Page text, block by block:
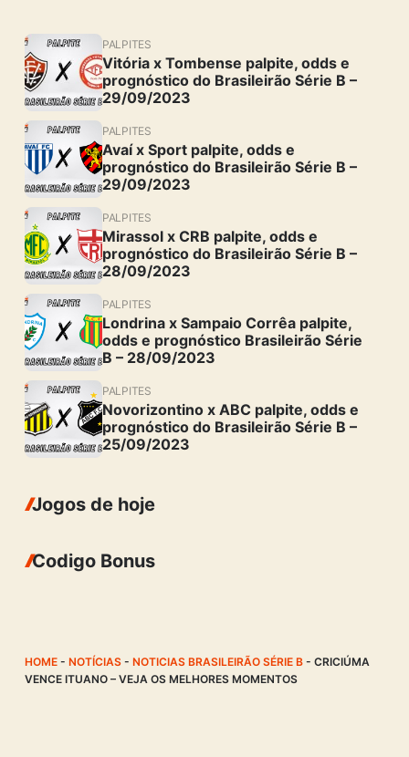
PALPITES
Vitória x Tombense palpite, odds e
prognóstico do Brasileirão Série B –
29/09/2023
PALPITES
Avaí x Sport palpite, odds e
prognóstico do Brasileirão Série B –
29/09/2023
PALPITES
Mirassol x CRB palpite, odds e
prognóstico do Brasileirão Série B –
28/09/2023
PALPITES
Londrina x Sampaio Corrêa palpite,
odds e prognóstico Brasileirão Série
B – 28/09/2023
PALPITES
Novorizontino x ABC palpite, odds e
prognóstico do Brasileirão Série B –
25/09/2023
Jogos de hoje
Codigo Bonus
HOME- NOTÍCIAS- NOTICIAS BRASILEIRÃO SÉRIE B- CRICIÚMA
VENCE ITUANO – VEJA OS MELHORES MOMENTOS